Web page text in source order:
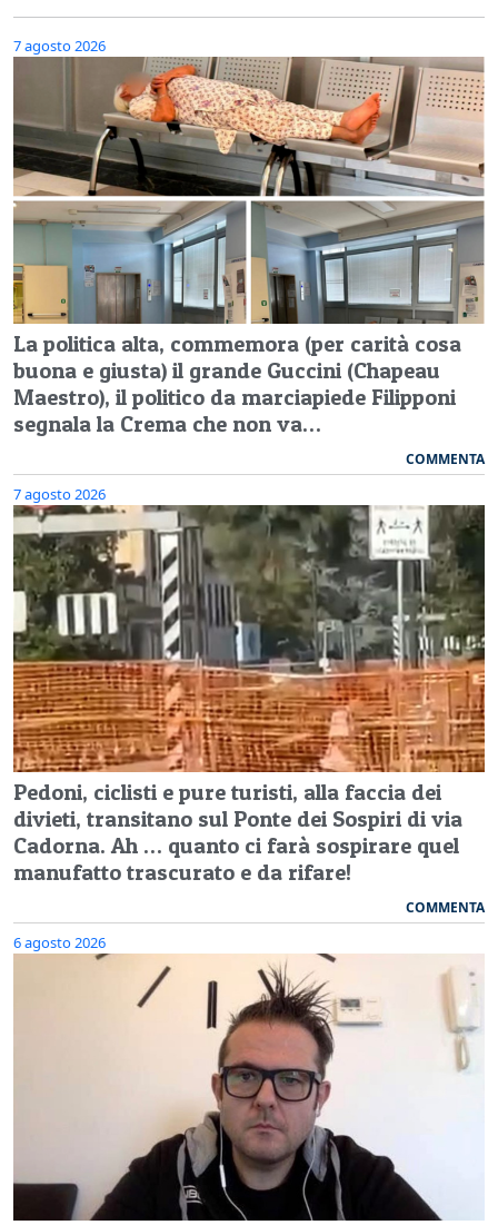
7 agosto 2026
La politica alta, commemora (per carità cosa
buona e giusta) il grande Guccini (Chapeau
Maestro), il politico da marciapiede Filipponi
segnala la Crema che non va…
COMMENTA
7 agosto 2026
Pedoni, ciclisti e pure turisti, alla faccia dei
divieti, transitano sul Ponte dei Sospiri di via
Cadorna. Ah … quanto ci farà sospirare quel
manufatto trascurato e da rifare!
COMMENTA
6 agosto 2026